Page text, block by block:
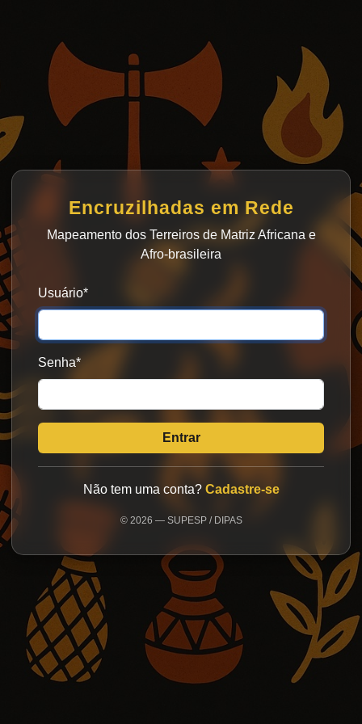
Encruzilhadas em Rede
Mapeamento dos Terreiros de Matriz Africana e
Afro-brasileira
Usuário*
Senha*
Entrar
Não tem uma conta? Cadastre-se
© 2026 — SUPESP / DIPAS